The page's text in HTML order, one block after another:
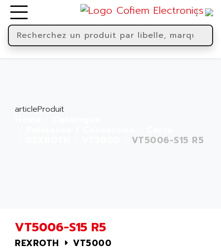
articleProduit
VT5006-S15 R5
VT5006-S15 R5
REXROTH
VT5000